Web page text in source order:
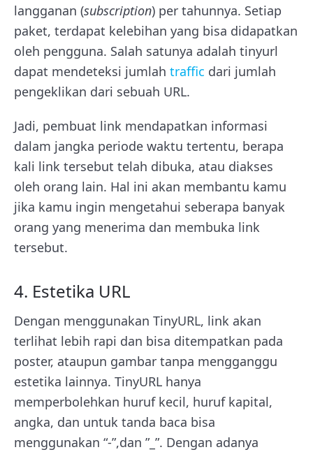
langganan (subscription) per tahunnya. Setiap
paket, terdapat kelebihan yang bisa didapatkan
oleh pengguna. Salah satunya adalah tinyurl
dapat mendeteksi jumlah traffic dari jumlah
pengeklikan dari sebuah URL.
Jadi, pembuat link mendapatkan informasi
dalam jangka periode waktu tertentu, berapa
kali link tersebut telah dibuka, atau diakses
oleh orang lain. Hal ini akan membantu kamu
jika kamu ingin mengetahui seberapa banyak
orang yang menerima dan membuka link
tersebut.
4. Estetika URL
Dengan menggunakan TinyURL, link akan
terlihat lebih rapi dan bisa ditempatkan pada
poster, ataupun gambar tanpa mengganggu
estetika lainnya. TinyURL hanya
memperbolehkan huruf kecil, huruf kapital,
angka, dan untuk tanda baca bisa
menggunakan “-”,dan ”_”. Dengan adanya